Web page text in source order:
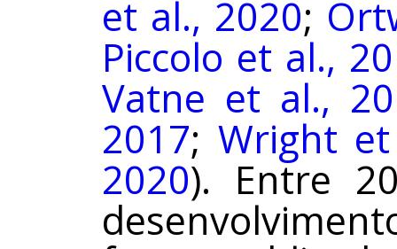
et al., 2020;
Piccolo et al.,
Vatne et al.,
2017; Wright
2020). Entre